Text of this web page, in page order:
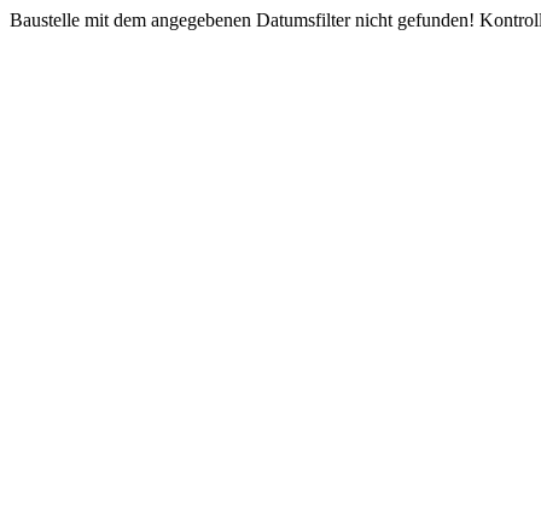
Baustelle mit dem angegebenen Datumsfilter nicht gefunden!